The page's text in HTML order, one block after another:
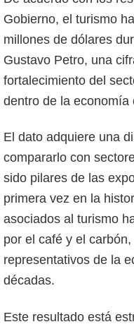
Gobierno, el turismo
millones de dólares
Gustavo Petro, una
fortalecimiento del
dentro de la economía
El dato adquiere una
compararlo con
sido pilares de las
primera vez en la
asociados al turismo
por el café y el
representativos de la
décadas.
Este resultado está